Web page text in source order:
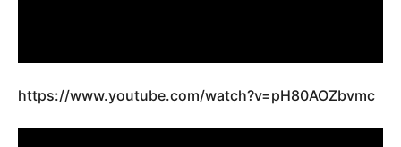
https://www.youtube.com/watch?v=pH80AOZbvmc